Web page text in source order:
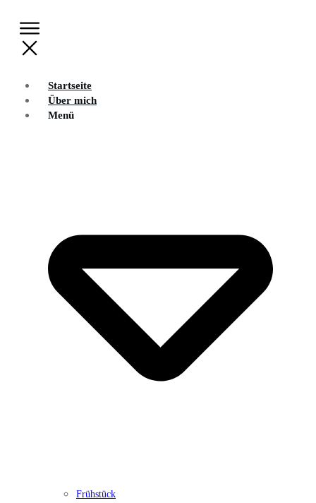
Startseite
Über mich
Menü
Frühstück